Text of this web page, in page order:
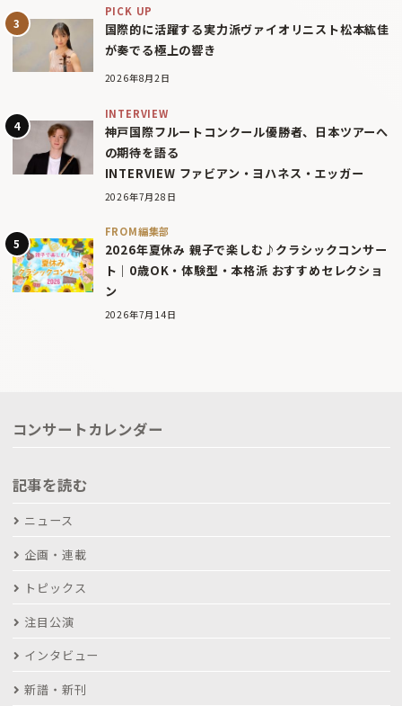
PICK UP
国際的に活躍する実力派ヴァイオリニスト松本紘佳
が奏でる極上の響き
2026年8月2日
INTERVIEW
神戸国際フルートコンクール優勝者、日本ツアーへ
の期待を語る
INTERVIEW ファビアン・ヨハネス・エッガー
2026年7月28日
FROM編集部
2026年夏休み 親子で楽しむ♪クラシックコンサー
ト｜0歳OK・体験型・本格派 おすすめセレクショ
ン
2026年7月14日
コンサートカレンダー
記事を読む
ニュース
企画・連載
トピックス
注目公演
インタビュー
新譜・新刊